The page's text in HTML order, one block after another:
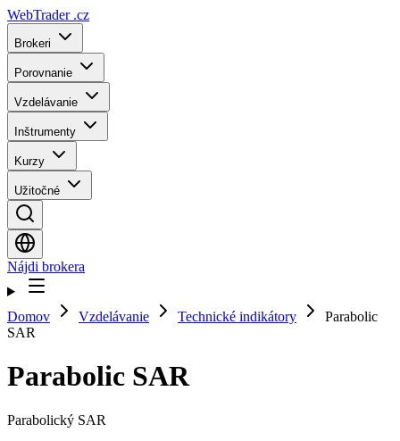
WebTrader .cz
Brokeri
Porovnanie
Vzdelávanie
Inštrumenty
Kurzy
Užitočné
Nájdi brokera
Domov Vzdelávanie Technické indikátory
Parabolic
SAR
Parabolic SAR
Parabolický SAR